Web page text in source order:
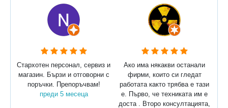
Стархотен персонал, сервиз и
магазин. Бързи и отговорни с
поръчки. Препоръчвам!
преди 5 месеца
Ако има някакви останали
фирми, които си гледат
работата както трябва е тази
е. Първо, че техниката им е
доста . Второ консултацията,